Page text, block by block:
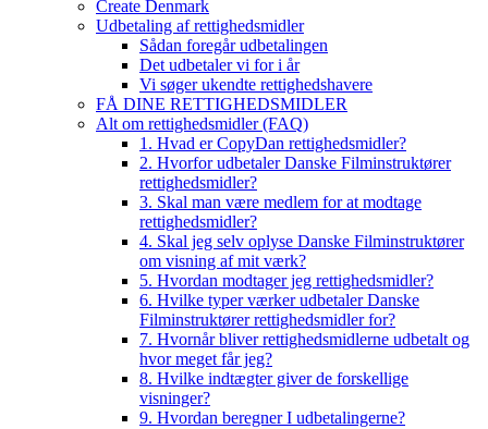
Create Denmark
Udbetaling af rettighedsmidler
Sådan foregår udbetalingen
Det udbetaler vi for i år
Vi søger ukendte rettighedshavere
FÅ DINE RETTIGHEDSMIDLER
Alt om rettighedsmidler (FAQ)
1. Hvad er CopyDan rettighedsmidler?
2. Hvorfor udbetaler Danske Filminstruktører
rettighedsmidler?
3. Skal man være medlem for at modtage
rettighedsmidler?
4. Skal jeg selv oplyse Danske Filminstruktører
om visning af mit værk?
5. Hvordan modtager jeg rettighedsmidler?
6. Hvilke typer værker udbetaler Danske
Filminstruktører rettighedsmidler for?
7. Hvornår bliver rettighedsmidlerne udbetalt og
hvor meget får jeg?
8. Hvilke indtægter giver de forskellige
visninger?
9. Hvordan beregner I udbetalingerne?